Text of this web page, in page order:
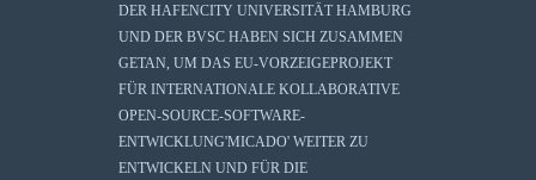
DER HAFENCITY UNIVERSITÄT HAMBURG
UND DER BVSC HABEN SICH ZUSAMMEN
GETAN, UM DAS EU-VORZEIGEPROJEKT
FÜR INTERNATIONALE KOLLABORATIVE
OPEN-SOURCE-SOFTWARE-
ENTWICKLUNG'MICADO' WEITER ZU
ENTWICKELN UND FÜR DIE